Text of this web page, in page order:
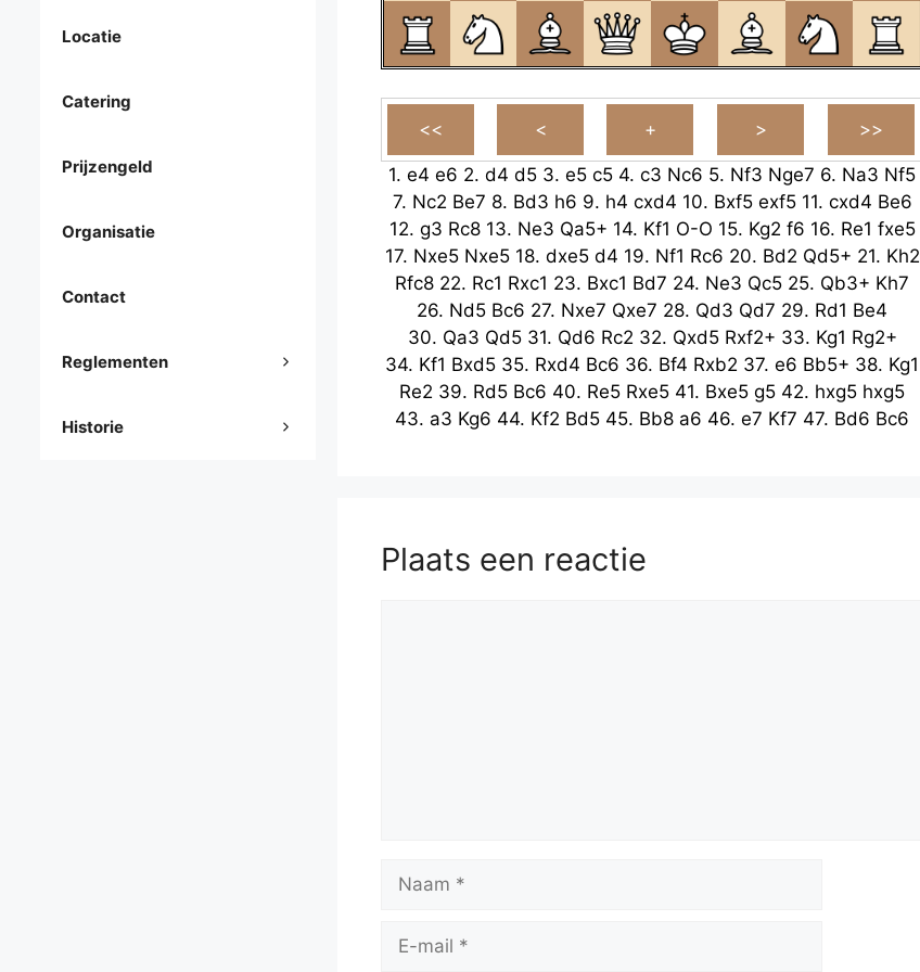
1. e4 e6 2. d4 d5 3. e5 c5 4. c3 Nc6 5. Nf3 Nge7 6. Na3 Nf5
7. Nc2 Be7 8. Bd3 h6 9. h4 cxd4 10. Bxf5 exf5 11. cxd4 Be6
12. g3 Rc8 13. Ne3 Qa5+ 14. Kf1 O-O 15. Kg2 f6 16. Re1 fxe5
17. Nxe5 Nxe5 18. dxe5 d4 19. Nf1 Rc6 20. Bd2 Qd5+ 21. Kh2
Rfc8 22. Rc1 Rxc1 23. Bxc1 Bd7 24. Ne3 Qc5 25. Qb3+ Kh7
26. Nd5 Bc6 27. Nxe7 Qxe7 28. Qd3 Qd7 29. Rd1 Be4
30. Qa3 Qd5 31. Qd6 Rc2 32. Qxd5 Rxf2+ 33. Kg1 Rg2+
34. Kf1 Bxd5 35. Rxd4 Bc6 36. Bf4 Rxb2 37. e6 Bb5+ 38. Kg1
Re2 39. Rd5 Bc6 40. Re5 Rxe5 41. Bxe5 g5 42. hxg5 hxg5
43. a3 Kg6 44. Kf2 Bd5 45. Bb8 a6 46. e7 Kf7 47. Bd6 Bc6
Plaats een reactie
mail
Locatie
Catering
Prijzengeld
Organisatie
Contact
Reglementen
Historie